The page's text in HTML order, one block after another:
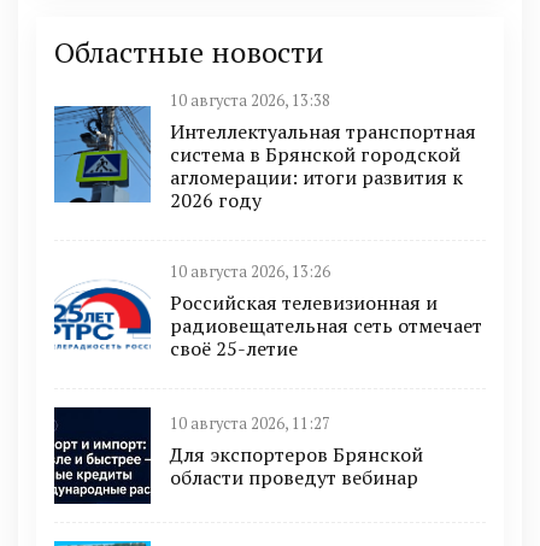
Областные новости
10 августа 2026, 13:38
Интеллектуальная транспортная
система в Брянской городской
агломерации: итоги развития к
2026 году
10 августа 2026, 13:26
Российская телевизионная и
радиовещательная сеть отмечает
своё 25-летие
10 августа 2026, 11:27
Для экспортеров Брянской
области проведут вебинар